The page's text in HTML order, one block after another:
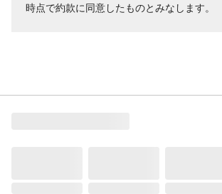
時点で約款に同意したものとみなします。